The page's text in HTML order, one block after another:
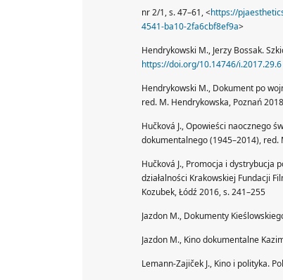
nr 2/1, s. 47–61, <https://
4541-ba10-2fa6cbf8ef9a>
Hendrykowski M., Jerzy Bossak.
https://doi.org/10.14746/i.2017.29.6
Hendrykowski M., Dokument po
red. M. Hendrykowska, Poznań
Hučková J., Opowieści naocznego
dokumentalnego (1945–2014), red.
Hučková J., Promocja i dystrybucja
działalności Krakowskiej Fundacji
Kozubek, Łódź 2016, s. 241–255
Jazdon M., Dokumenty
Jazdon M., Kino dokumentalne
Lemann-Zajiček J., Kino i polityka.